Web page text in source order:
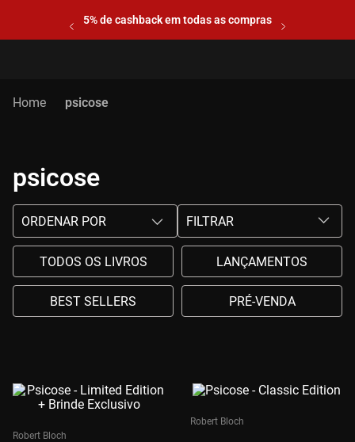
5% de cashback em todas as compras
psicose
psicose
ORDENAR POR FILTRAR
TODOS OS LIVROS LANÇAMENTOS
BEST SELLERS PRÉ-VENDA
Robert Bloch
Robert Bloch